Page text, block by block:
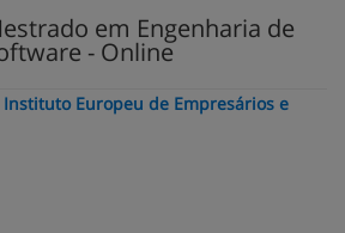
em Engenharia de
- Online
Instituto Europeu de Empresários e